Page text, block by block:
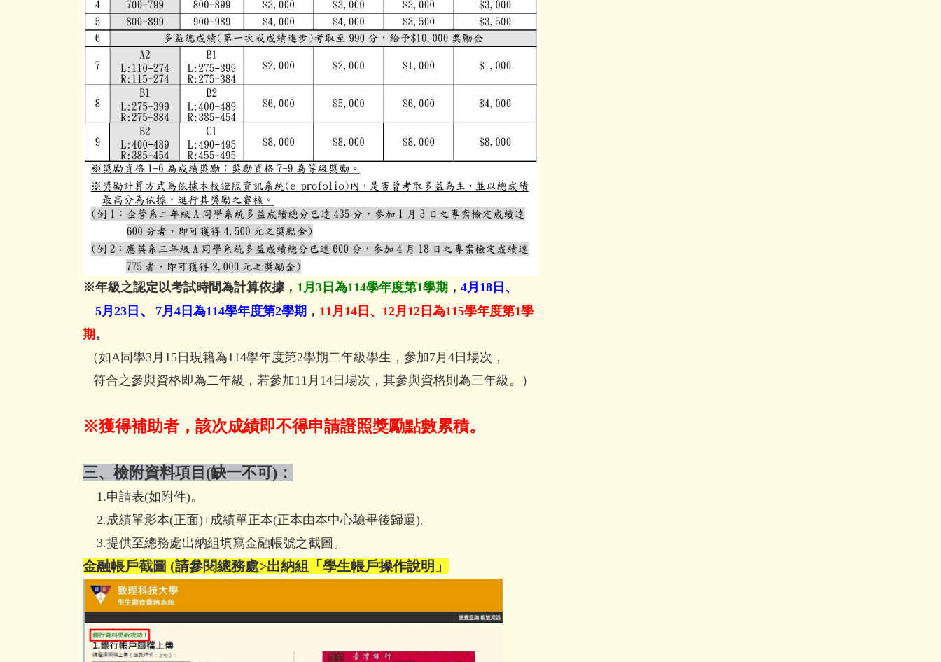
※年級之認定以考試時間為計算依據， 1月3日為114學年度第1學期 ， 4月18日、
5月23日 、 7月4日 為114學年度第2學期 ， 11月14日、12月12日 為115學年度第1學
期 。
（如A同學3月15日現籍為114學年度第2學期二年級學生，參加7月4日場次，
符合之參與資格即為二年級，若參加11月14日場次，其參與資格則為三年級。）
※獲得補助者，該次成績即不得申請證照獎勵點數累積。
三、檢附資料項目(缺一不可)：
1.申請表(如附件)。
2.成績單影本(正面)+成績單正本(正本由本中心驗畢後歸還)。
3.提供至總務處出納組填寫金融帳號之截圖。
金融帳戶截圖 (請參閱總務處>出納組「學生帳戶操作說明 」